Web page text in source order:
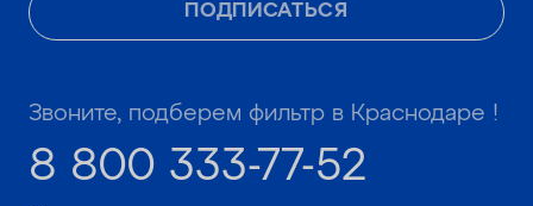
ПОДПИСАТЬСЯ
Звоните, подберем фильтр в Краснодаре !
8 800 333-77-52